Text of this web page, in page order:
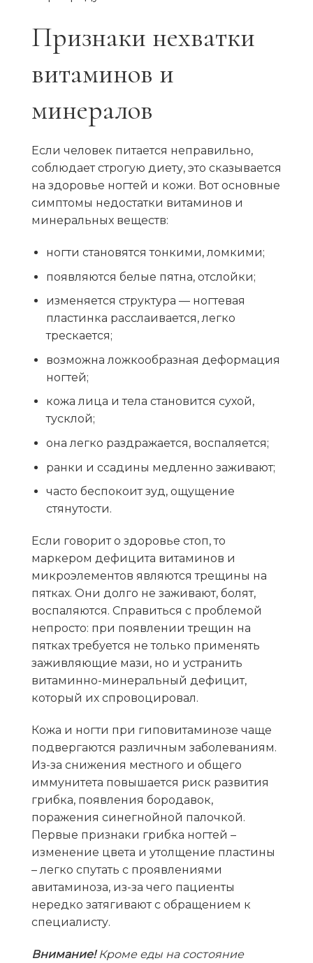
Признаки нехватки
витаминов и
минералов
Если человек питается неправильно,
соблюдает строгую диету, это сказывается
на здоровье ногтей и кожи. Вот основные
симптомы недостатки витаминов и
минеральных веществ:
ногти становятся тонкими, ломкими;
появляются белые пятна, отслойки;
изменяется структура — ногтевая
пластинка расслаивается, легко
трескается;
возможна ложкообразная деформация
ногтей;
кожа лица и тела становится сухой,
тусклой;
она легко раздражается, воспаляется;
ранки и ссадины медленно заживают;
часто беспокоит зуд, ощущение
стянутости.
Если говорит о здоровье стоп, то
маркером дефицита витаминов и
микроэлементов являются трещины на
пятках. Они долго не заживают, болят,
воспаляются. Справиться с проблемой
непросто: при появлении трещин на
пяткахтребуется не только применять
заживляющие мази, но и устранить
витаминно-минеральный дефицит,
который их спровоцировал.
Кожа и ногти при гиповитаминозе чаще
подвергаются различным заболеваниям.
Из-за снижения местного и общего
иммунитета повышается риск развития
грибка, появления бородавок,
поражения синегнойной палочкой.
Первые признаки грибка ногтей –
изменение цвета и утолщение пластины
– легко спутать с проявлениями
авитаминоза, из-за чего пациенты
нередко затягивают с обращением к
специалисту.
Внимание!Кроме еды на состояние